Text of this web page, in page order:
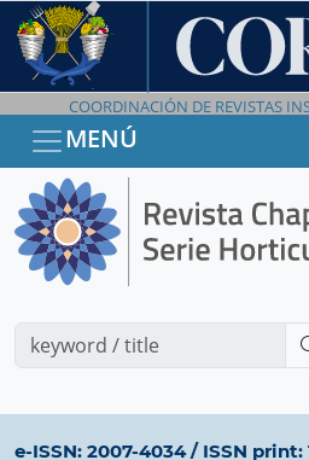
COORDINACIÓN DE REVISTAS
MENÚ
e-ISSN: 2007-4034/ ISSN print: